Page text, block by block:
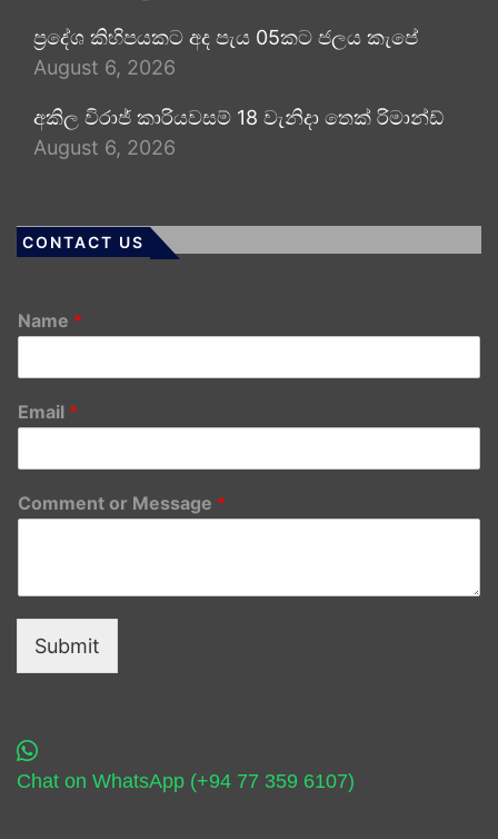
ප්‍රදේශ කිහිපයකට අද පැය 05කට ජලය කැපේ
August 6, 2026
අකිල විරාජ් කාරියවසම් 18 වැනිදා තෙක් රිමාන්ඩ්
August 6, 2026
CONTACT US
Name *
Email *
Comment or Message *
Submit
Chat on WhatsApp (+94 77 359 6107)